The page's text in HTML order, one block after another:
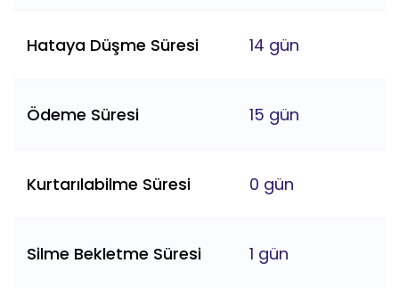
Hataya Düşme Süresi 14 gün
Ödeme Süresi 15 gün
Kurtarılabilme Süresi 0 gün
Silme Bekletme Süresi 1 gün